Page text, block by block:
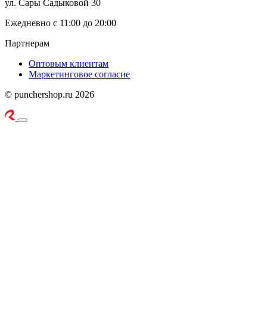
ул. Сары Садыковой 30
Ежедневно с 11:00 до 20:00
Партнерам
Оптовым клиентам
Маркетинговое согласие
© punchershop.ru 2026